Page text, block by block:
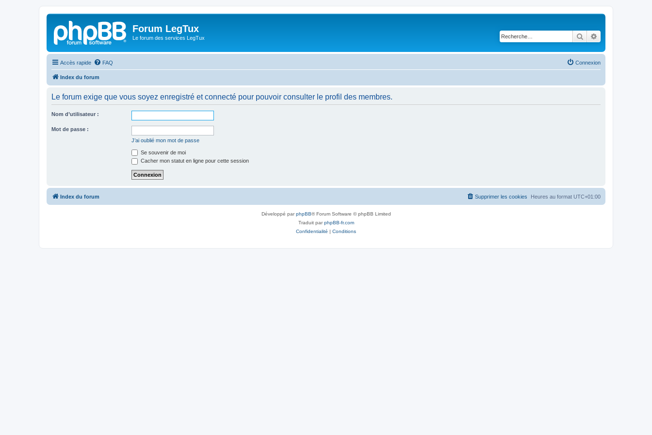
Forum LegTux
Le forum des services LegTux Rechercher
Accès rapide FAQ Connexion
Index du forum
Le forum exige que vous soyez enregistré et connecté pour pouvoir consulter le profil des membres.
Nom d’utilisateur :
Mot de passe :
J’ai oublié mon mot de passe
Se souvenir de moi
Cacher mon statut en ligne pour cette session
Index du forum Heures au format UTC+01:00
Supprimer les cookies
Développé parphpBB® Forum Software © phpBB Limited
Traduit parphpBB-fr.com
Confidentialité | Conditions